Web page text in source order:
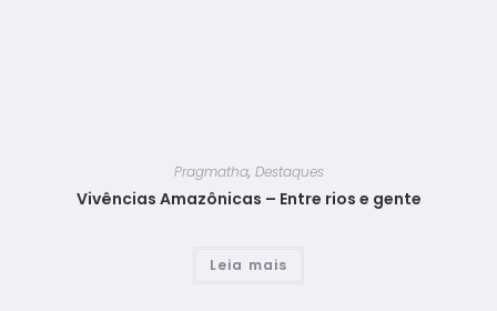
Pragmatha, Destaques
Vivências Amazônicas – Entre rios e gente
Leia mais